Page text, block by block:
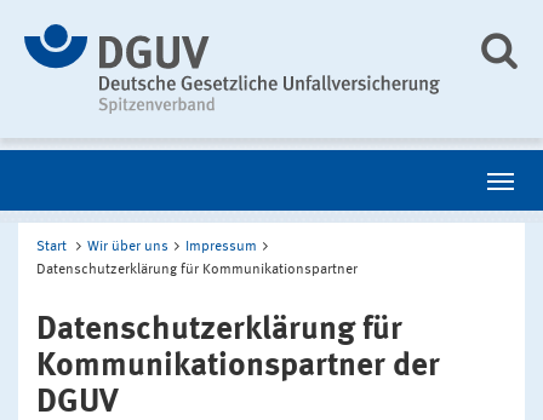
Start Wir über uns
Impressum
Datenschutzerklärung für Kommunikationspartner
Datenschutzerklärung für
Kommunikationspartner der
DGUV